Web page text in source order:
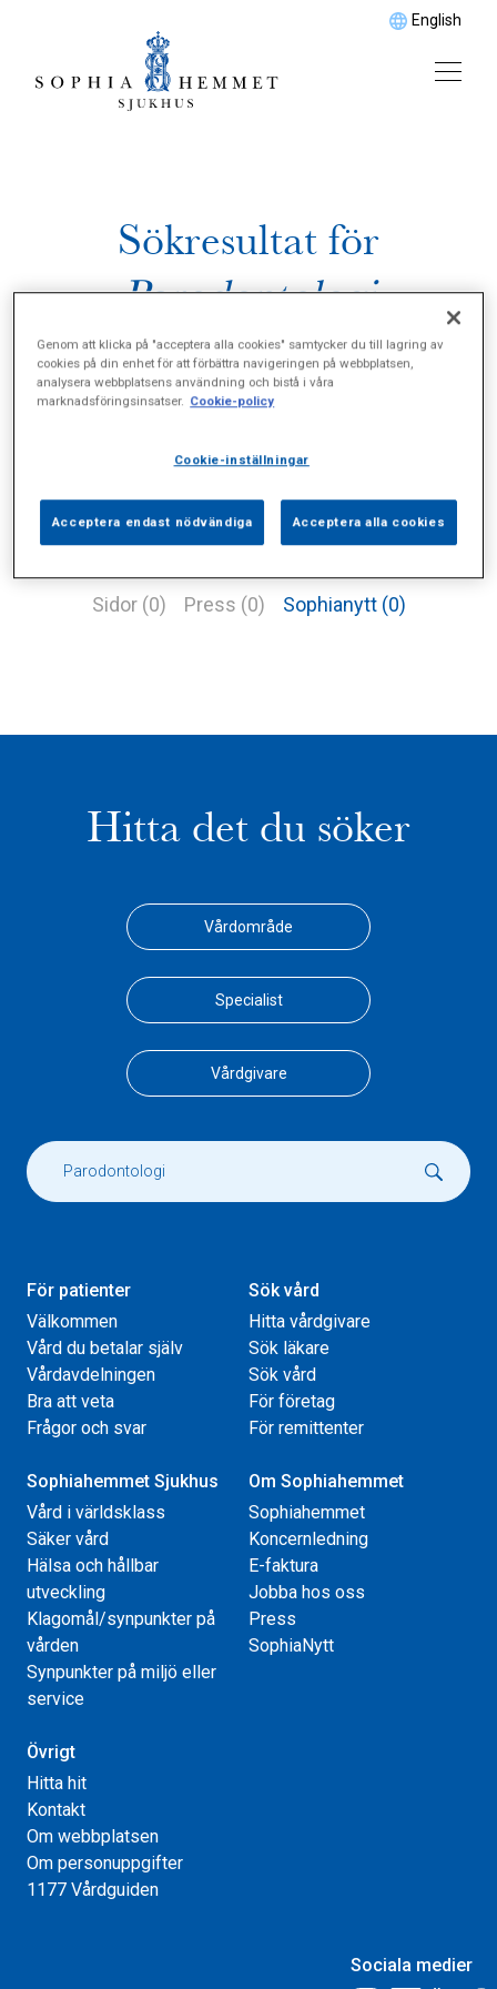
English
Sökresultat för
Parodontologi
Sidor (0) Press (0) Sophianytt (0)
Hitta det du söker
Vårdområde
Specialist
Vårdgivare
För patienter
Välkommen
Vård du betalar själv
Vårdavdelningen
Bra att veta
Frågor och svar
Sök vård
Hitta vårdgivare
Sök läkare
Sök vård
För företag
För remittenter
Sophiahemmet Sjukhus
Vård i världsklass
Säker vård
Hälsa och hållbar
utveckling
Klagomål/synpunkter på
vården
Synpunkter på miljö eller
service
Om Sophiahemmet
Sophiahemmet
Koncernledning
E-faktura
Jobba hos oss
Press
SophiaNytt
Övrigt
Hitta hit
Kontakt
Om webbplatsen
Om personuppgifter
1177 Vårdguiden
Sociala medier
Genom att klicka på "acceptera alla cookies" samtycker du till lagring av
cookies på din enhet för att förbättra navigeringen på webbplatsen,
analysera webbplatsens användning och bistå i våra
marknadsföringsinsatser. Cookie-policy
Cookie-inställningar
Acceptera endast nödvändiga Acceptera alla cookies